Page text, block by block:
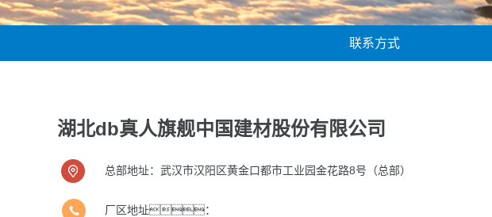
联系方式
湖北db真人旗舰中国建材股份有限公司
总部地址：武汉市汉阳区黄金口都市工业园金花路8号（总部）
厂区地址：